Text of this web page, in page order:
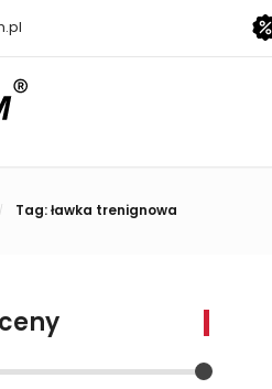
/ Tag: ławka trenignowa